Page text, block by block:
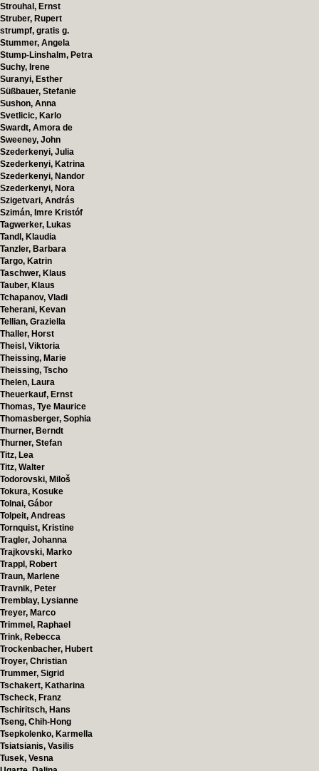
Strouhal, Ernst
Struber, Rupert
strumpf, gratis g.
Stummer, Angela
Stump-Linshalm, Petra
Suchy, Irene
Suranyi, Esther
Süßbauer, Stefanie
Sushon, Anna
Svetlicic, Karlo
Swardt, Amora de
Sweeney, John
Szederkenyi, Julia
Szederkenyi, Katrina
Szederkenyi, Nandor
Szederkenyi, Nora
Szigetvari, András
Szimán, Imre Kristóf
Tagwerker, Lukas
Tandl, Klaudia
Tanzler, Barbara
Targo, Katrin
Taschwer, Klaus
Tauber, Klaus
Tchapanov, Vladi
Teherani, Kevan
Tellian, Graziella
Thaller, Horst
Theisl, Viktoria
Theissing, Marie
Theissing, Tscho
Thelen, Laura
Theuerkauf, Ernst
Thomas, Tye Maurice
Thomasberger, Sophia
Thurner, Berndt
Thurner, Stefan
Titz, Lea
Titz, Walter
Todorovski, Miloš
Tokura, Kosuke
Tolnai, Gábor
Tolpeit, Andreas
Tornquist, Kristine
Tragler, Johanna
Trajkovski, Marko
Trappl, Robert
Traun, Marlene
Travnik, Peter
Tremblay, Lysianne
Treyer, Marco
Trimmel, Raphael
Trink, Rebecca
Trockenbacher, Hubert
Troyer, Christian
Trummer, Sigrid
Tschakert, Katharina
Tscheck, Franz
Tschiritsch, Hans
Tseng, Chih-Hong
Tsepkolenko, Karmella
Tsiatsianis, Vasilis
Tusek, Vesna